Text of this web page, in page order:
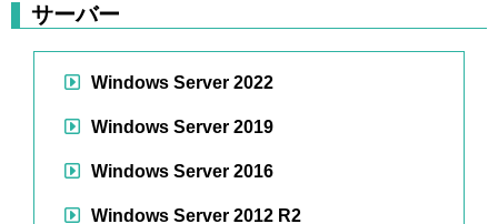
サーバー
Windows Server 2022
Windows Server 2019
Windows Server 2016
Windows Server 2012 R2